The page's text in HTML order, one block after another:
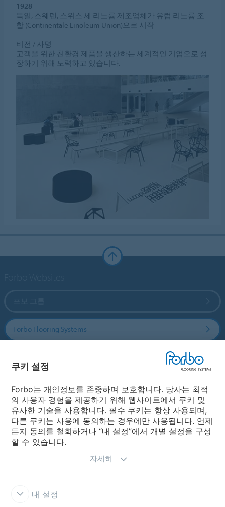
1928
독일, 스웨덴, 스위스 세 리노륨 제조업체가 유럽 리노륨 조
합 (Continentale Linoleum Union)으로 시작
비전 / 사명
고객을 위한 친환경 제품을 생산하는 세계적인 기업으로 성
장하기 위해 노력하고 있습니다.
Forbo Flooring Systems
국가
국가 선택
쿠키 설정
Forbo는 개인정보를 존중하며 보호합니다. 당사는 최적
의 사용자 경험을 제공하기 위해 웹사이트에서 쿠키 및
유사한 기술을 사용합니다. 필수 쿠키는 항상 사용되며,
다른 쿠키는 사용에 동의하는 경우에만 사용됩니다. 언제
든지 동의를 철회하거나 “내 설정”에서 개별 설정을 구성
할 수 있습니다.
자세히
내 설정